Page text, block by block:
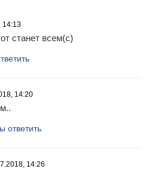
14:13
станет всем(с)
14:20
ответить
14:26